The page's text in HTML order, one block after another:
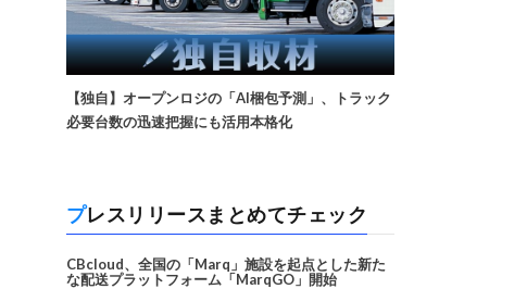
【独自】オープンロジの「AI梱包予測」、トラック
必要台数の迅速把握にも活用本格化
プレスリリースまとめてチェック
CBcloud、全国の「Marq」施設を起点とした新た
な配送プラットフォーム「MarqGO」開始